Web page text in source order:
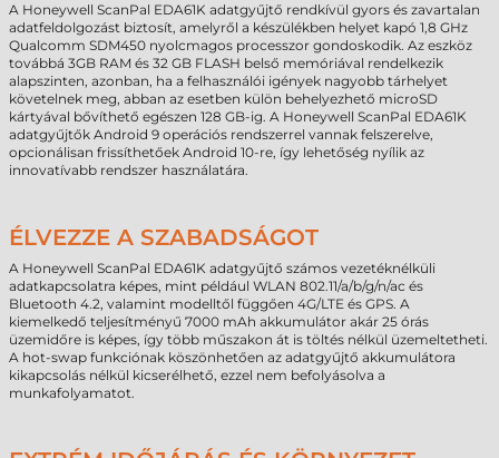
A Honeywell ScanPal EDA61K adatgyűjtő rendkívül gyors és zavartalan
adatfeldolgozást biztosít, amelyről a készülékben helyet kapó 1,8 GHz
Qualcomm SDM450 nyolcmagos processzor gondoskodik. Az eszköz
továbbá 3GB RAM és 32 GB FLASH belső memóriával rendelkezik
alapszinten, azonban, ha a felhasználói igények nagyobb tárhelyet
követelnek meg, abban az esetben külön behelyezhető microSD
kártyával bővíthető egészen 128 GB-ig. A Honeywell ScanPal EDA61K
adatgyűjtők Android 9 operációs rendszerrel vannak felszerelve,
opcionálisan frissíthetőek Android 10-re, így lehetőség nyílik az
innovatívabb rendszer használatára.
ÉLVEZZE A SZABADSÁGOT
A Honeywell ScanPal EDA61K adatgyűjtő számos vezetéknélküli
adatkapcsolatra képes, mint például WLAN 802.11/a/b/g/n/ac és
Bluetooth 4.2, valamint modelltől függően 4G/LTE és GPS. A
kiemelkedő teljesítményű 7000 mAh akkumulátor akár 25 órás
üzemidőre is képes, így több műszakon át is töltés nélkül üzemeltetheti.
A hot-swap funkciónak köszönhetően az adatgyűjtő akkumulátora
kikapcsolás nélkül kicserélhető, ezzel nem befolyásolva a
munkafolyamatot.